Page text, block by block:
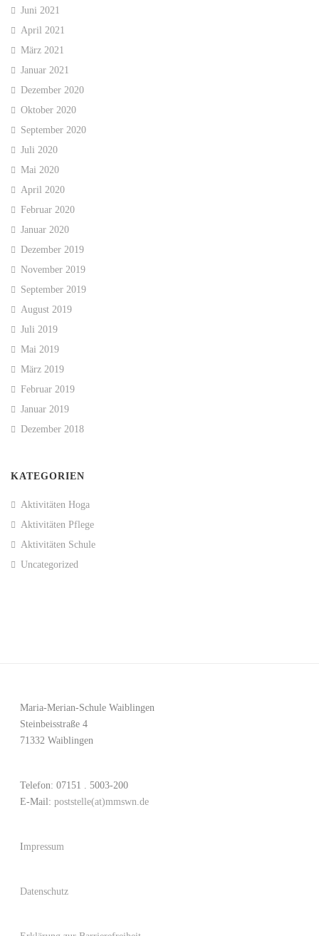
Juni 2021
April 2021
März 2021
Januar 2021
Dezember 2020
Oktober 2020
September 2020
Juli 2020
Mai 2020
April 2020
Februar 2020
Januar 2020
Dezember 2019
November 2019
September 2019
August 2019
Juli 2019
Mai 2019
März 2019
Februar 2019
Januar 2019
Dezember 2018
KATEGORIEN
Aktivitäten Hoga
Aktivitäten Pflege
Aktivitäten Schule
Uncategorized
Maria-Merian-Schule Waiblingen
Steinbeisstraße 4
71332 Waiblingen
Telefon: 07151 . 5003-200
E-Mail:poststelle(at)mmswn.de
Impressum
Datenschutz